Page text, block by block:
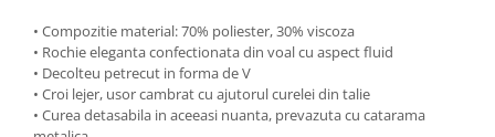
• Compozitie material: 70% poliester, 30% viscoza
• Rochie eleganta confectionata din voal cu aspect fluid
• Decolteu petrecut in forma de V
• Croi lejer, usor cambrat cu ajutorul curelei din talie
• Curea detasabila in aceeasi nuanta, prevazuta cu catarama